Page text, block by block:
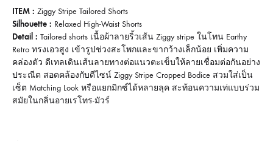
ITEM : Ziggy Stripe Tailored Shorts
Silhouette : Relaxed High-Waist Shorts
Detail : Tailored shorts เนื้อผ้าลายริ้วเส้น Ziggy stripe ในโทน Earthy
Retro ทรงเอวสูง เข้ารูปช่วงสะโพกและขากว้างเล็กน้อย เพิ่มความ
คล่องตัว ดีเทลเดินเส้นลายทางต่อแนวตะเข็บให้ลายเชื่อมต่อกันอย่าง
ประณีต สอดคล้องกับดีไซน์ Ziggy Stripe Cropped Bodice สวมใส่เป็น
เซ็ต Matching Look หรือแยกมิกซ์ได้หลายลุค สะท้อนความเท่แบบร่วม
สมัยในกลิ่นอายเรโทร-มัวร์